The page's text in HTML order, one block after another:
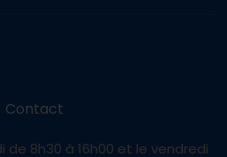
Contact
de 8h30 à 16h00 et le vendredi